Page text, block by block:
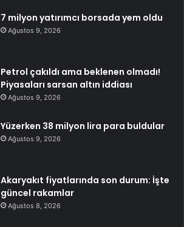
7 milyon yatırımcı borsada yem oldu
Ağustos 9, 2026
Petrol çakıldı ama beklenen olmadı!
Piyasaları sarsan altın iddiası
Ağustos 9, 2026
Yüzerken 38 milyon lira para buldular
Ağustos 9, 2026
Akaryakıt fiyatlarında son durum: İşte
güncel rakamlar
Ağustos 8, 2026